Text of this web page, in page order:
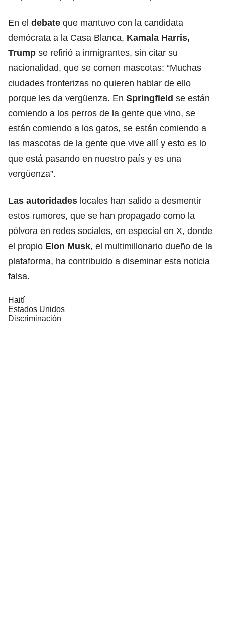
En el debate que mantuvo con la candidata
demócrata a la Casa Blanca, Kamala Harris,
Trump se refirió a inmigrantes, sin citar su
nacionalidad, que se comen mascotas: “Muchas
ciudades fronterizas no quieren hablar de ello
porque les da vergüenza. En Springfield se están
comiendo a los perros de la gente que vino, se
están comiendo a los gatos, se están comiendo a
las mascotas de la gente que vive allí y esto es lo
que está pasando en nuestro país y es una
vergüenza”.
Las autoridades locales han salido a desmentir
estos rumores, que se han propagado como la
pólvora en redes sociales, en especial en X, donde
el propio Elon Musk, el multimillonario dueño de la
plataforma, ha contribuido a diseminar esta noticia
falsa.
Haití
Estados Unidos
Discriminación